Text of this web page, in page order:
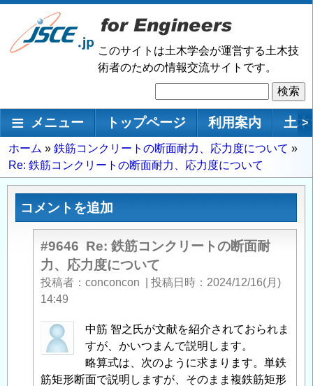
メ
ン
移
動
このサイトは土木学会が運営する土木技
術者のための情報交流サイトです。
索
メインナビゲーション
メニュー トップページ 利用案内 土 >
パ
ン
く
ホーム
鉄筋コンクリートの断面耐力、応力度について
Re: 鉄筋コンクリートの断面耐力、応力度について
コメントを追加
#9646 Re: 鉄筋コンクリートの断面耐
力、応力度について
投稿者 conconcon 投稿日時
2024/12/16(月)
14:49
匿
名
稿
中筋 智之氏が文献を紹介されておられま
すが、かいつまんで説明します。
略算式は、次のように求まります。単鉄
筋矩形断面で説明しますが、そのまま複鉄筋矩形